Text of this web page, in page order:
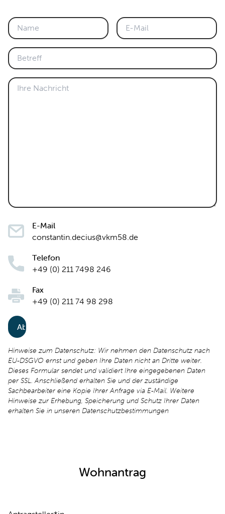
E-Mail
constantin.decius@vkm58.de
Telefon
+49 (0) 211 7498 246
Fax
+49 (0) 211 74 98 298
Hinweise zum Datenschutz: Wir nehmen den Datenschutz nach
EU-DSGVO ernst und geben Ihre Daten nicht an Dritte weiter.
Dieses Formular sendet und validiert Ihre eingegebenen Daten
per SSL. Anschließend erhalten Sie und der zuständige
Sachbearbeiter eine Kopie Ihrer Anfrage via E-Mail. Weitere
Hinweise zur Erhebung, Speicherung und Schutz Ihrer Daten
erhalten Sie in unseren Datenschutzbestimmungen
Wohnantrag